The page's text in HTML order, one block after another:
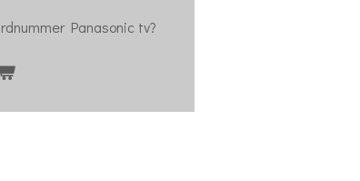
Panasonic tv?